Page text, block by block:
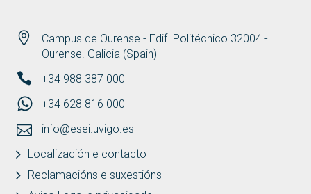
Campus de Ourense - Edif. Politécnico 32004 -
Ourense. Galicia (Spain)
+34 988 387 000
+34 628 816 000
info@esei.uvigo.es
Localización e contacto
Reclamacións e suxestións